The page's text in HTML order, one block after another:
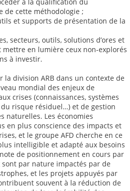
de cette méthodologie ;
et supports de présentation de la
secteurs, outils, solutions d’ores et
mettre en lumière ceux non-explorés
à investir.
la division ARB dans un contexte de
mondial des enjeux de
crises (connaissances, systèmes
risque résiduel…) et de gestion
naturelles. Les économies
en plus conscience des impacts et
et le groupe AFD cherche en ce
intelligible et adapté aux besoins
de positionnement en cours par
par nature impactés par de
et les projets appuyés par
souvent à la réduction de